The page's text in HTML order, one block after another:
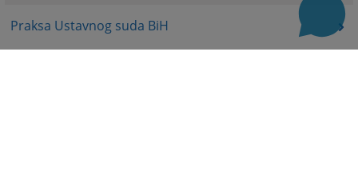
Praksa Ustavnog suda BiH